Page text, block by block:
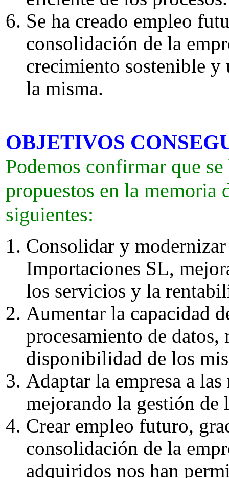
Se ha creado empleo
consolidación de la
crecimiento sostenible y
la misma.
OBJETIVOS
Podemos confirmar que
propuestos en la memoria
siguientes:
Consolidar y
Importaciones SL,
los servicios y la
Aumentar la capacidad
procesamiento de
disponibilidad de los
Adaptar la empresa a
mejorando la gestión de
Crear empleo futuro,
consolidación de la
adquiridos nos han